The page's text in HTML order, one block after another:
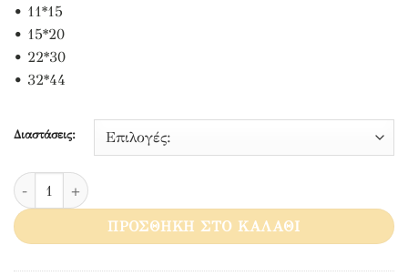
• 11*15
• 15*20
• 22*30
• 32*44
Διαστάσεις:
Άγιος Χριστόφορος ποσότητα
ΠΡΟΣΘΉΚΗ ΣΤΟ ΚΑΛΆΘΙ